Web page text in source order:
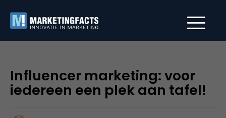
Influencer marketing: voor
iedereen een plek aan tafel!